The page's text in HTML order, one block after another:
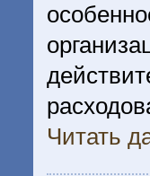
Читать